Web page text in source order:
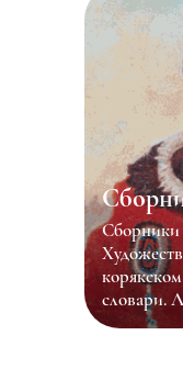
Сборники
словари.